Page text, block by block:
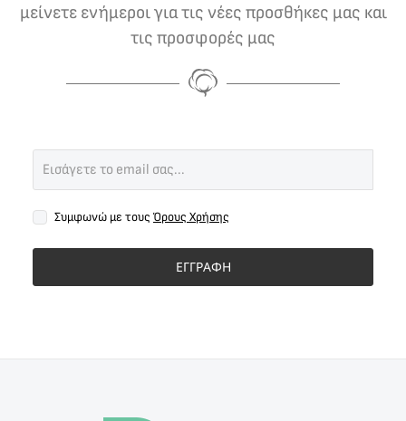
μείνετε ενήμεροι για τις νέες προσθήκες μας και
τις προσφορές μας
Συμφωνώ με τους Όρους Χρήσης
ΕΓΓΡΑΦΗ